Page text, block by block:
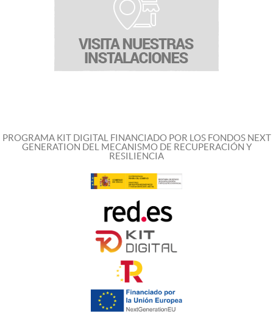
PROGRAMA KIT DIGITAL FINANCIADO POR LOS FONDOS NEXT
GENERATION DEL MECANISMO DE RECUPERACIÓN Y
RESILIENCIA